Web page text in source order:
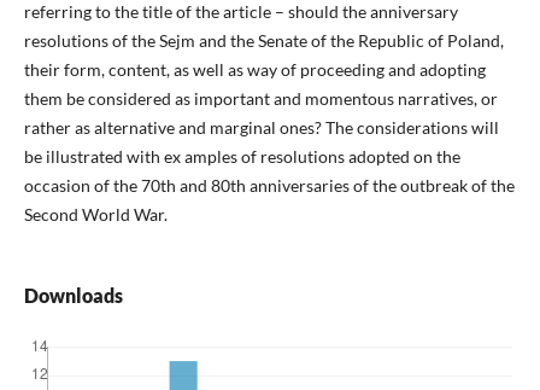
referring to the title of the article – should the anniversary
resolutions of the Sejm and the Senate of the Republic of Poland,
their form, content, as well as way of proceeding and adopting
them be considered as important and momentous narratives, or
rather as alternative and marginal ones? The considerations will
be illustrated with ex amples of resolutions adopted on the
occasion of the 70th and 80th anniversaries of the outbreak of the
Second World War.
Downloads